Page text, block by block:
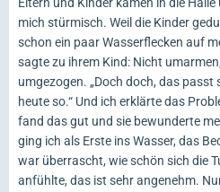
Eltern und Kinder kamen in die
mich stürmisch. Weil die Kinder
schon ein paar Wasserflecken auf
sagte zu ihrem Kind: Nicht
umgezogen. „Doch doch, das passt
heute so.“ Und ich erklärte das
fand das gut und sie bewunderte
ging ich als Erste ins Wasser, das
war überrascht, wie schön sich die
anfühlte, das ist sehr angenehm.